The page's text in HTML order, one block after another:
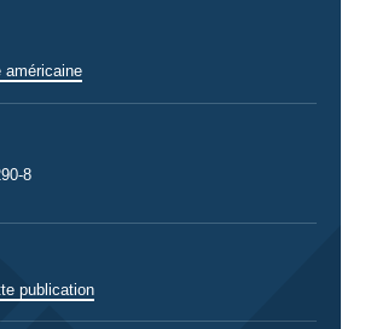
américaine
8
publication